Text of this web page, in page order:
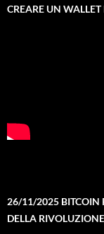
CREARE UN
26/11/2025 BITCOIN
DELLA